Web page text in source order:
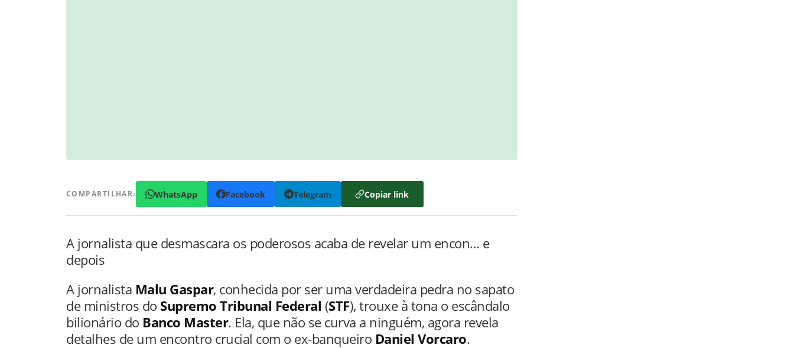
COMPARTILHAR: WhatsApp Facebook Telegram Copiar link
A jornalista que desmascara os poderosos acaba de revelar um encon… e
depois
A jornalista Malu Gaspar, conhecida por ser uma verdadeira pedra no sapato
de ministros do Supremo Tribunal Federal (STF), trouxe à tona o escândalo
bilionário do Banco Master. Ela, que não se curva a ninguém, agora revela
detalhes de um encontro crucial com o ex-banqueiro Daniel Vorcaro.